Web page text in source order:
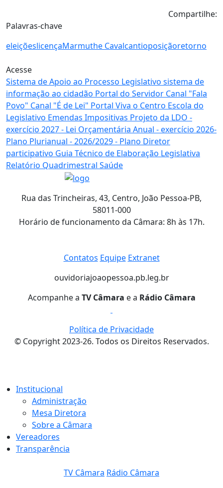
Compartilhe:
Palavras-chave
eleiçõeslicençaMarmuthe Cavalcantioposiçãoretorno
Acesse
Sistema de Apoio ao Processo Legislativo sistema de
informação ao cidadão Portal do Servidor Canal "Fala
Povo" Canal "É de Lei" Portal Viva o Centro Escola do
Legislativo Emendas Impositivas Projeto da LDO -
exercício 2027 - Lei Orçamentária Anual - exercício 2026-
Plano Plurianual - 2026/2029 - Plano Diretor
participativo Guia Técnico de Elaboração Legislativa
Relatório Quadrimestral Saúde
Rua das Trincheiras, 43, Centro, João Pessoa-PB,
58011-000
Horário de funcionamento da Câmara: 8h às 17h.
Contatos Equipe Extranet
ouvidoriajoaopessoa.pb.leg.br
Acompanhe a TV Câmara e a Rádio Câmara
© Copyright 2023-26. Todos os Direitos Reservados.
Política de Privacidade
Institucional
Administração
Mesa Diretora
Sobre a Câmara
Vereadores
Transparência
TV Câmara Rádio Câmara